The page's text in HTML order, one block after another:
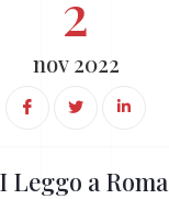
nov 2022
Leggo a Roma